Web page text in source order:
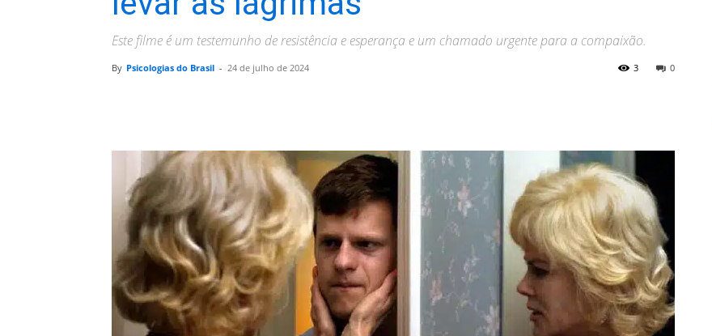
Este filme é um testemunho de resistência e esperança e um chamado urgente para a compaixão.
By Psicologias do Brasil - 24 de julho de 2024 0
3